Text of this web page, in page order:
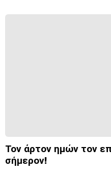
Τον άρτον ημών τον
σήμερον!